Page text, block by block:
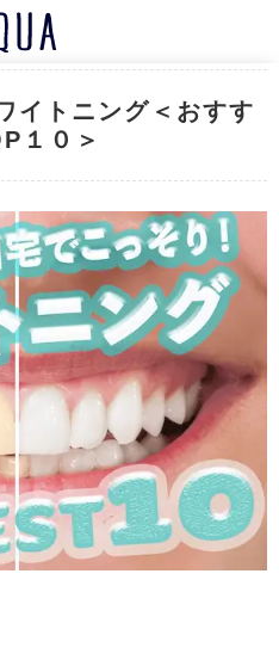
イトニング＜おすす
１０＞